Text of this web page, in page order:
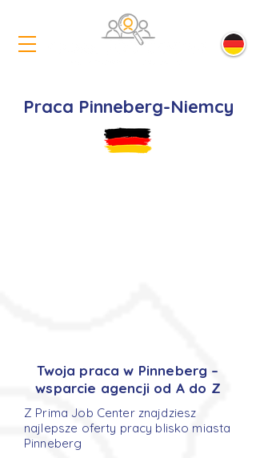
Praca Pinneberg-Niemcy
Twoja praca w Pinneberg –
wsparcie agencji od A do Z
Z Prima Job Center znajdziesz
najlepsze oferty pracy blisko miasta
Pinneberg